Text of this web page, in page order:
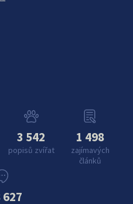
3 542
popisů zvířat
1 498
zajímavých
článků
627